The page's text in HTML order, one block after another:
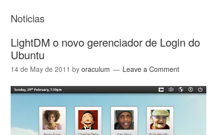
Noticias
LightDM o novo gerenciador de Login do
Ubuntu
14 de May de 2011 byoraculum Leave a Comment